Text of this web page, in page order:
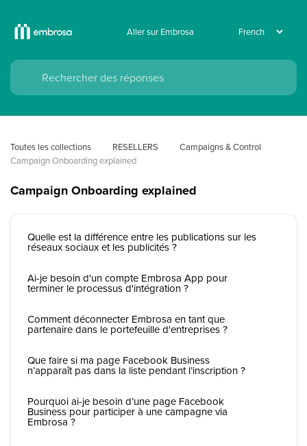
Aller sur Embrosa
Toutes les collections RESELLERS
Campaigns & Control
Campaign Onboarding explained
Campaign Onboarding explained
Quelle est la différence entre les publications sur les
réseaux sociaux et les publicités ?
Ai-je besoin d'un compte Embrosa App pour
terminer le processus d'intégration ?
Comment déconnecter Embrosa en tant que
partenaire dans le portefeuille d'entreprises ?
Que faire si ma page Facebook Business
n’apparaît pas dans la liste pendant l’inscription ?
Pourquoi ai-je besoin d’une page Facebook
Business pour participer à une campagne via
Embrosa ?